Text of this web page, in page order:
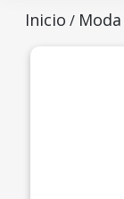
Inicio / Moda